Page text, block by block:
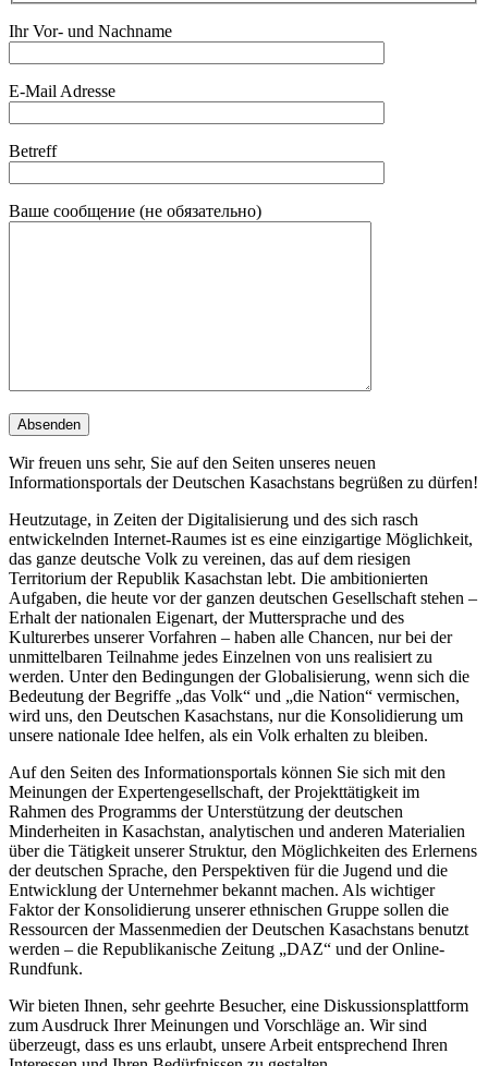
Ihr Vor- und Nachname
E-Mail Adresse
Betreff
Ваше сообщение (не обязательно)
Wir freuen uns sehr, Sie auf den Seiten unseres neuen
Informationsportals der Deutschen Kasachstans begrüßen zu dürfen!
Heutzutage, in Zeiten der Digitalisierung und des sich rasch
entwickelnden Internet-Raumes ist es eine einzigartige Möglichkeit,
das ganze deutsche Volk zu vereinen, das auf dem riesigen
Territorium der Republik Kasachstan lebt. Die ambitionierten
Aufgaben, die heute vor der ganzen deutschen Gesellschaft stehen –
Erhalt der nationalen Eigenart, der Muttersprache und des
Kulturerbes unserer Vorfahren – haben alle Chancen, nur bei der
unmittelbaren Teilnahme jedes Einzelnen von uns realisiert zu
werden. Unter den Bedingungen der Globalisierung, wenn sich die
Bedeutung der Begriffe „das Volk“ und „die Nation“ vermischen,
wird uns, den Deutschen Kasachstans, nur die Konsolidierung um
unsere nationale Idee helfen, als ein Volk erhalten zu bleiben.
Auf den Seiten des Informationsportals können Sie sich mit den
Meinungen der Expertengesellschaft, der Projekttätigkeit im
Rahmen des Programms der Unterstützung der deutschen
Minderheiten in Kasachstan, analytischen und anderen Materialien
über die Tätigkeit unserer Struktur, den Möglichkeiten des Erlernens
der deutschen Sprache, den Perspektiven für die Jugend und die
Entwicklung der Unternehmer bekannt machen. Als wichtiger
Faktor der Konsolidierung unserer ethnischen Gruppe sollen die
Ressourcen der Massenmedien der Deutschen Kasachstans benutzt
werden – die Republikanische Zeitung „DAZ“ und der Online-
Rundfunk.
Wir bieten Ihnen, sehr geehrte Besucher, eine Diskussionsplattform
zum Ausdruck Ihrer Meinungen und Vorschläge an. Wir sind
überzeugt, dass es uns erlaubt, unsere Arbeit entsprechend Ihren